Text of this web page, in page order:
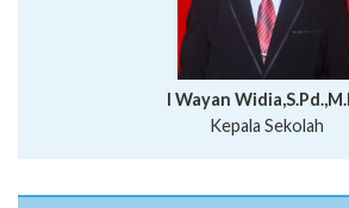
I Wayan
Kepala Sekolah